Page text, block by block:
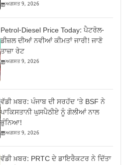
ਅਗਸਤ 9, 2026
Petrol-Diesel Price Today: ਪੈਟਰੋਲ-
ਡੀਜ਼ਲ ਦੀਆਂ ਨਵੀਆਂ ਕੀਮਤਾਂ ਜਾਰੀ! ਜਾਣੋ
ਤਾਜ਼ਾ ਰੇਟ
ਅਗਸਤ 9, 2026
ਵੱਡੀ ਖ਼ਬਰ: ਪੰਜਾਬ ਦੀ ਸਰਹੱਦ ‘ਤੇ BSF ਨੇ
ਪਾਕਿਸਤਾਨੀ ਘੁਸਪੈਠੀਏ ਨੂੰ ਗੋਲੀਆਂ ਨਾਲ
ਭੁੰਨਿਆ!
ਅਗਸਤ 9, 2026
ਵੱਡੀ ਖ਼ਬਰ: PRTC ਦੇ ਡਾਇਰੈਕਟਰ ਨੇ ਦਿੱਤਾ